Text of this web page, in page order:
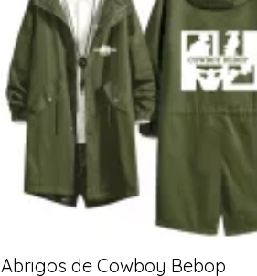
Abrigos de Cowboy Bebop